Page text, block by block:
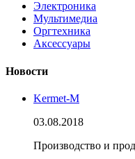
Электроника
Мультимедиа
Оргтехника
Аксессуары
Новости
Kermet-M
03.08.2018
Производство и